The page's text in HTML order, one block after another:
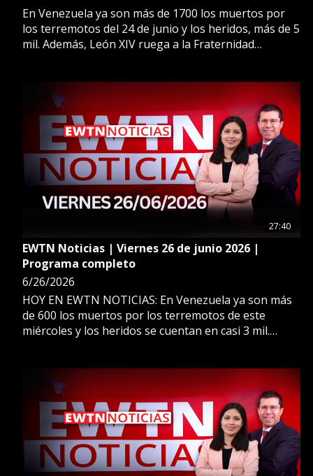
En Venezuela ya son más de 1700 los muertos por
los terremotos del 24 de junio y los heridos, más de 5
mil. Además, León XIV ruega a la Fraternidad
27:40
EWTN Noticias | Viernes 26 de junio 2026 |
Programa completo
6/26/2026
HOY EN EWTN NOTICIAS: En Venezuela ya son más
de 600 los muertos por los terremotos de este
miércoles y los heridos se cuentan en casi 3 mil.
propios medios a la búsqueda de sobrevivientes.
ESTO Y MÁS EN EWTN NOTICIAS.